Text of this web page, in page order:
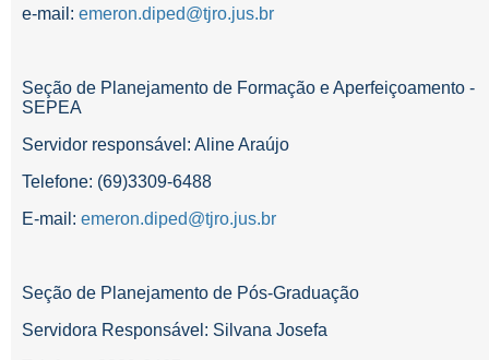
e-mail: emeron.diped@tjro.jus.br
Seção de Planejamento de Formação e Aperfeiçoamento -
SEPEA
Servidor responsável: Aline Araújo
Telefone: (69)3309-6488
E-mail: emeron.diped@tjro.jus.br
Seção de Planejamento de Pós-Graduação
Servidora Responsável: Silvana Josefa